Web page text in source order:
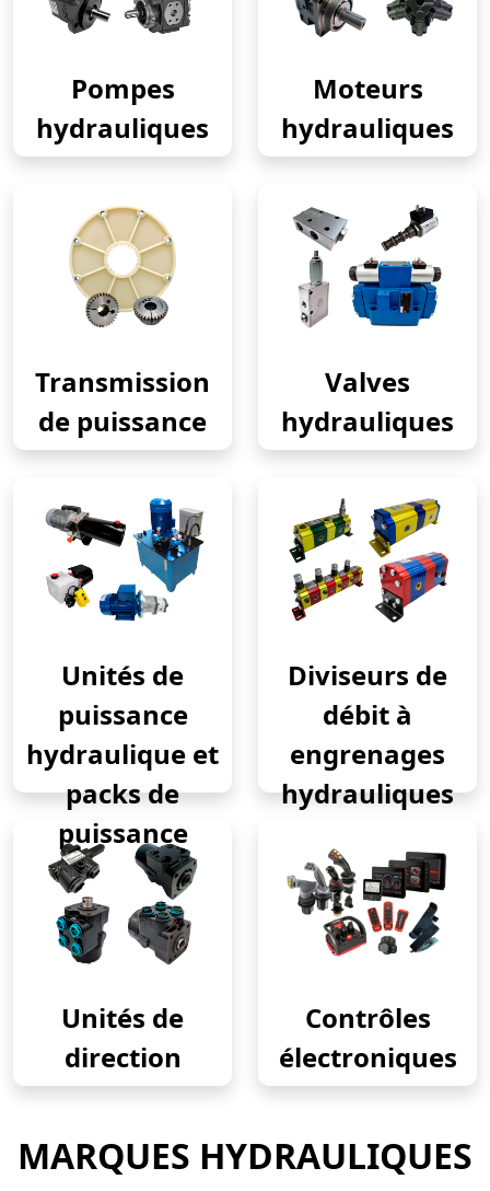
Pompes
hydrauliques
Moteurs
hydrauliques
Transmission
de puissance
Valves
hydrauliques
Unités de
puissance
hydraulique et
packs de
puissance
Diviseurs de
débit à
engrenages
hydrauliques
Unités de
direction
Contrôles
électroniques
MARQUES HYDRAULIQUES